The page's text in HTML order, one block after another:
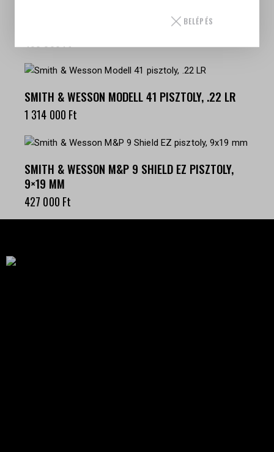
SMITH & WESSON CSX, 9×19 MM
SMITH & WESSON MODELL 41 PISZTOLY, .22 LR
1 314 000 Ft
SMITH & WESSON M&P 9 SHIELD EZ PISZTOLY,
9×19 MM
427 000 Ft
BELÉPÉS